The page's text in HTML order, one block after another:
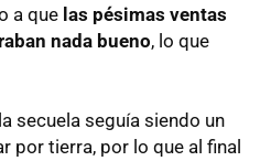
a que las pésimas ventas
nada bueno, lo que
secuela seguía siendo un
por tierra, por lo que al final